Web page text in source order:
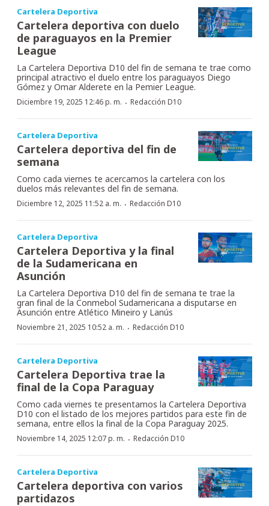
Cartelera Deportiva
Cartelera deportiva con duelo
de paraguayos en la Premier
League
La Cartelera Deportiva D10 del fin de semana te trae como
principal atractivo el duelo entre los paraguayos Diego
Gómez y Omar Alderete en la Pemier League.
Diciembre 19, 2025 12:46 p. m. · Redacción D10
Cartelera Deportiva
Cartelera deportiva del fin de
semana
Como cada viernes te acercamos la cartelera con los
duelos más relevantes del fin de semana.
Diciembre 12, 2025 11:52 a. m. · Redacción D10
Cartelera Deportiva
Cartelera Deportiva y la final
de la Sudamericana en
Asunción
La Cartelera Deportiva D10 del fin de semana te trae la
gran final de la Conmebol Sudamericana a disputarse en
Asunción entre Atlético Mineiro y Lanús
Noviembre 21, 2025 10:52 a. m. · Redacción D10
Cartelera Deportiva
Cartelera Deportiva trae la
final de la Copa Paraguay
Como cada viernes te presentamos la Cartelera Deportiva
D10 con el listado de los mejores partidos para este fin de
semana, entre ellos la final de la Copa Paraguay 2025.
Noviembre 14, 2025 12:07 p. m. · Redacción D10
Cartelera Deportiva
Cartelera deportiva con varios
partidazos